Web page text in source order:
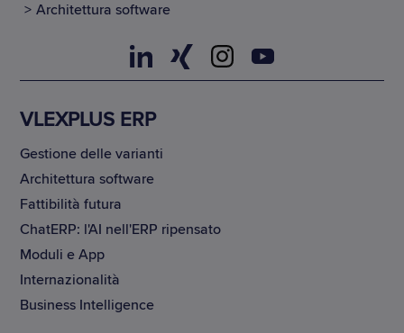
Architettura software
VLEXPLUS ERP
Gestione delle varianti
Architettura software
Fattibilità futura
ChatERP: l'AI nell'ERP ripensato
Moduli e App
Internazionalità
Business Intelligence